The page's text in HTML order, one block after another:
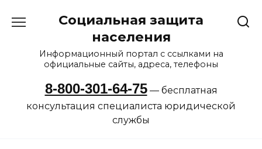
Социальная защита
населения
Информационный портал с ссылками на
официальные сайты, адреса, телефоны
8-800-301-64-75— бесплатная
консультация специалиста юридической
службы